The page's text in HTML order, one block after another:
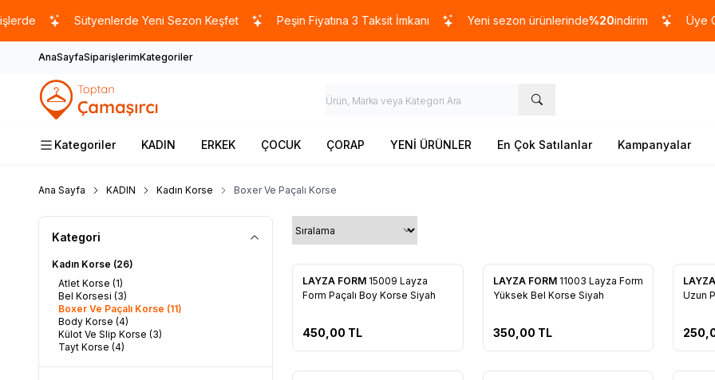
Sütyenlerde Yeni Sezon Keşfet Peşin Fiyatına 3 Taksit İmkanı Yeni sezon ürünlerinde%20indirim Üye Ol
AnaSayfaSiparişlerimKategoriler
Kategoriler KADIN ERKEK ÇOCUK ÇORAP YENİ ÜRÜNLER En Çok Satılanlar Kampanyalar
Ana Sayfa KADIN Kadın Korse Boxer Ve Paçalı Korse
Kategori
Kadın Korse (26)
Atlet Korse (1)
Bel Korsesi (3)
Boxer Ve Paçalı Korse (11)
Body Korse (4)
Külot Ve Slip Korse (3)
Tayt Korse (4)
Favorilere Ekle
LAYZA FORM 15009 Layza
Form Paçalı Boy Korse Siyah
450,00 TL
Favorilere Ekle
LAYZA FORM 11003 Layza Form
Yüksek Bel Korse Siyah
350,00 TL
Uzun